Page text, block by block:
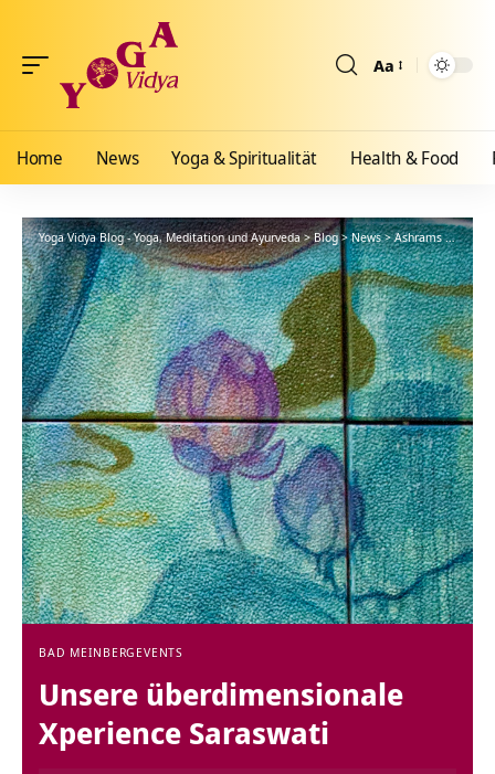
Aa
Home News Yoga & Spiritualität Health & Food
Yoga Vidya Blog - Yoga, Meditation und Ayurveda>Blog>News>Ashrams> Bad
BAD MEINBERG EVENTS
Unsere überdimensionale
Xperience Saraswati